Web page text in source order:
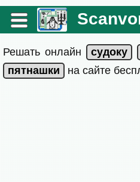
Решать онлайн
на сайте